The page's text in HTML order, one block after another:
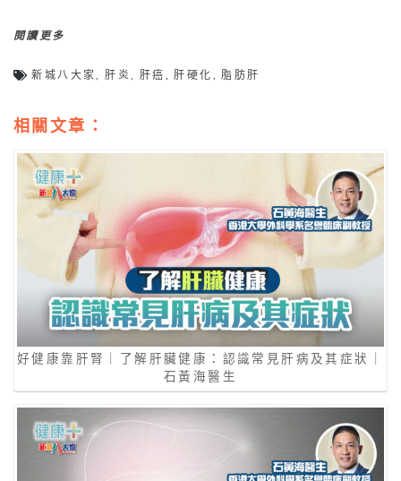
閱讀更多
新城八大家 肝炎 肝癌 肝硬化 ,脂肪肝
相關文章：
好健康靠肝腎｜了解肝臟健康：認識常見肝病及其症狀｜
石黃海醫生